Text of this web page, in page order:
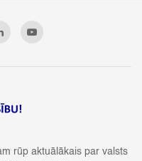
rūp aktuālākais par valsts